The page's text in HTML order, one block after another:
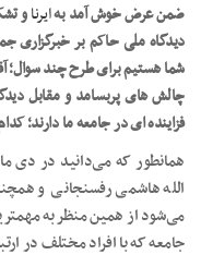
ضمن عرض خوش آمد بهایرناو
دیدگاه ملی حاکم بر
شما هستیم برای طرح چند سوال؛
چالش های پربسامد و مقابل
فزاینده ای در جامعه ما دارند؛
همانطور که می‌دانید در دی
الله هاشمی رفسنجانی و
می‌شود از همین منظر به
جامعه که با افراد مختلف در